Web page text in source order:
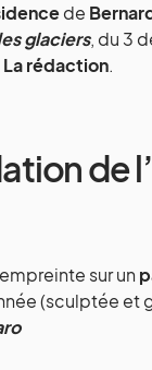
de
glaciers, du 3
La rédaction.
de
sur un
(sculptée et